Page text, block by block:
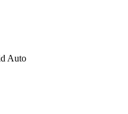
Auto